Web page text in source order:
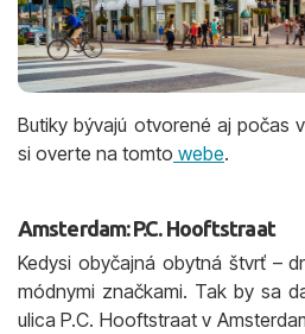
Butiky bývajú otvorené aj počas
si overte na tomto webe.
Amsterdam: P.C. Hooftstraat
Kedysi obyčajná obytná štvrť –
módnymi značkami. Tak by sa
ulica P.C. Hooftstraat v